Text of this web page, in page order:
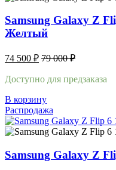
Samsung Galaxy Z
Желтый
74 500 ₽ 79 000₽
Доступно для предзаказа
В корзину
Распродажа
Samsung Galaxy Z